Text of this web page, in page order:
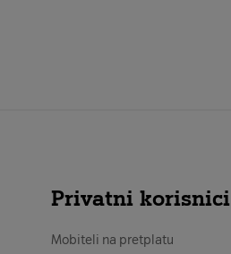
Privatni korisnici
Mobiteli na pretplatu